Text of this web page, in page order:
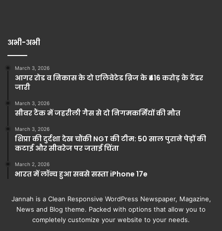
अभी-अभी
March 3, 2026
आगर रोड व निकास के दो एलिवेटेड ब्रिज के ₹416 करोड़ के टेंडर
जारी
March 3, 2026
सीवर टैंक में जहरीली गैस से दो निगमकर्मियों की मौत
March 3, 2026
शिप्रा की दुर्दशा देख चौंकी NGT की टीम: 50 साल पुराने पेड़ों की
कटाई और सीवरेज पर जताई चिंता
March 2, 2026
भारत में लॉन्च हुआ सबसे सस्ता iPhone 17e
Jannah is a Clean Responsive WordPress Newspaper, Magazine,
News and Blog theme. Packed with options that allow you to
completely customize your website to your needs.